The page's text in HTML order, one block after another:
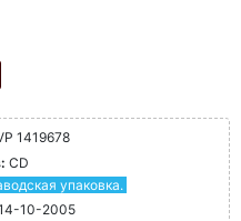
1419678
CD
упаковка.
10-2005